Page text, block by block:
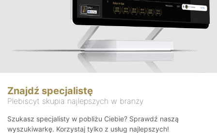
Znajdź specjalistę
Plebiscyt skupia najlepszych w branży
Szukasz specjalisty w pobliżu Ciebie? Sprawdź naszą
wyszukiwarkę. Korzystaj tylko z usług najlepszych!